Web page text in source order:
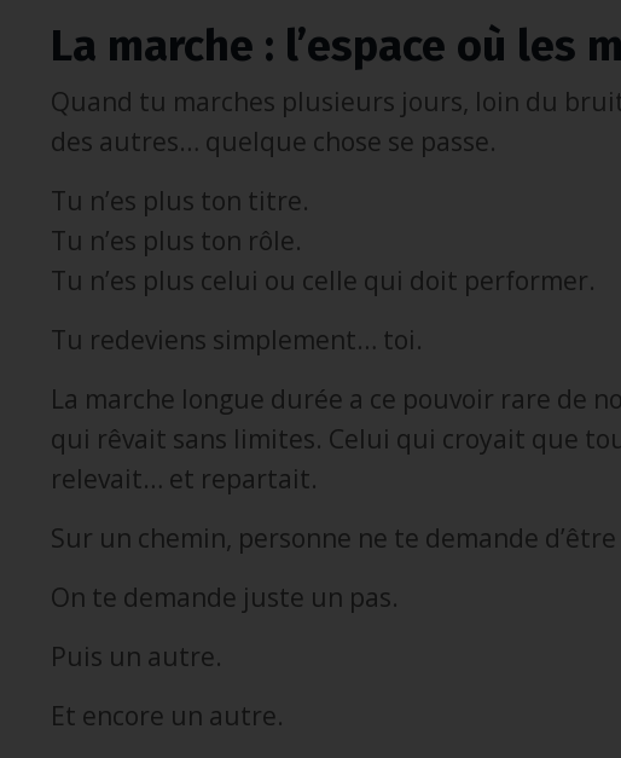
La marche : l’espace où les
Quand tu marches plusieurs jours, loin du
des autres… quelque chose se passe.
Tu n’es plus ton titre.
Tu n’es plus ton rôle.
Tu n’es plus celui ou celle qui doit performer.
Tu redeviens simplement… toi.
La marche longue durée a ce pouvoir rare de
qui rêvait sans limites. Celui qui croyait que
relevait… et repartait.
Sur un chemin, personne ne te demande
On te demande juste un pas.
Puis un autre.
Et encore un autre.